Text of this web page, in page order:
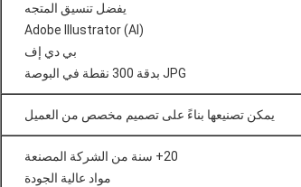
يفضل تنسيق المتجه
Adobe Illustrator (AI)
بي دي إف
JPG بدقة 300 نقطة في البوصة
يمكن تصنيعها بناءً على تصميم مخصص من العميل
20+ سنة من الشركة المصنعة
مواد عالية الجودة